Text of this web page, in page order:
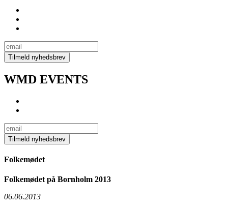
WMD EVENTS
Folkemødet
Folkemødet på Bornholm 2013
06.06.2013